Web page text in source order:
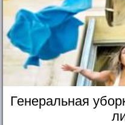
Генеральная